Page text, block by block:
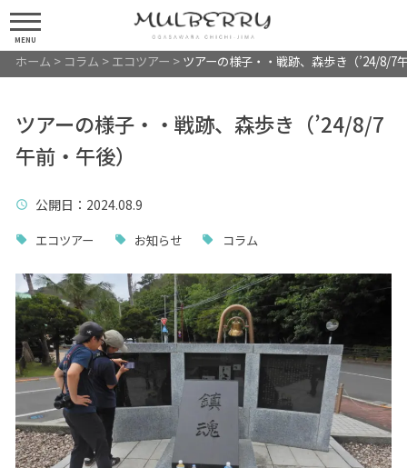
MENU
ホーム > コラム > エコツアー > ツアーの様子・・戦跡、森歩き（’24/8/7
ツアーの様子・・戦跡、森歩き（’24/8/7
午前・午後）
公開日 ：2024.08.9
エコツアー お知らせ コラム